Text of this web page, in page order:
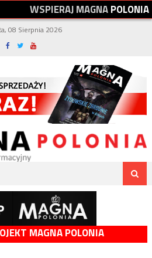
WSPIERAJMAGNAPOLONIA
08 Sierpnia 2026
MAGNA POLONIA